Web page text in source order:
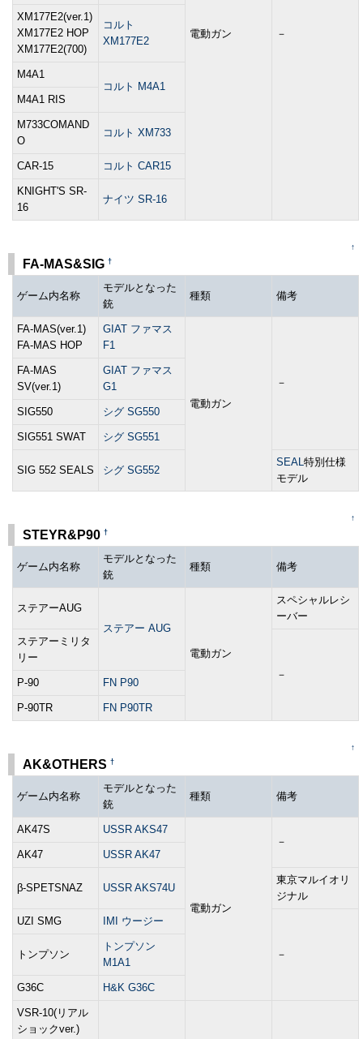
電動ガン －
XM177E2(ver.1)
XM177E2 HOP
XM177E2(700)
コルト
XM177E2
M4A1
コルト M4A1
M4A1 RIS
M733COMAND
O
コルト XM733
CAR-15 コルト CAR15
KNIGHT'S SR-
16
ナイツ SR-16
↑
FA-MAS&SIG †
ゲーム内名称
モデルとなった
銃
種類 備考
FA-MAS(ver.1)
FA-MAS HOP
GIAT ファマス
F1
電動ガン
－
FA-MAS
SV(ver.1)
GIAT ファマス
G1
SIG550 シグ SG550
SIG551 SWAT シグ SG551
SIG 552 SEALS シグ SG552
SEAL特別仕様
モデル
↑
STEYR&P90 †
ゲーム内名称
モデルとなった
銃
種類 備考
ステアーAUG
ステアー AUG
電動ガン
スペシャルレシ
ーバー
ステアーミリタ
リー
－
P-90 FN P90
P-90TR FN P90TR
↑
AK&OTHERS †
ゲーム内名称
モデルとなった
銃
種類 備考
AK47S USSR AKS47
電動ガン
－
AK47
USSR AK47
β-SPETSNAZ USSR AKS74U
東京マルイオリ
ジナル
UZI SMG IMI ウージー
－
トンプソン
トンプソン
M1A1
G36C H&K G36C
VSR-10(リアル
ショックver.)